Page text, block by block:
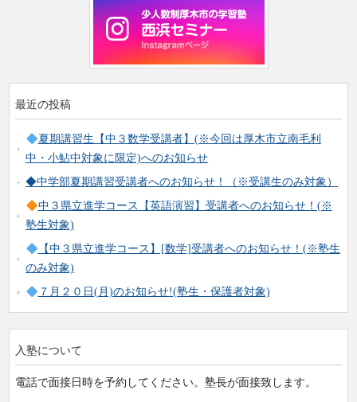
最近の投稿
夏期講習生【中３数学受講者】(※今回は厚木市立南毛利
中・小鮎中対象に限定)へのお知らせ
◆中学部夏期講習受講者へのお知らせ！（※受講生のみ対象）
中３県立進学コース【英語演習】受講者へのお知らせ！(※
塾生対象)
【中３県立進学コース】[数学]受講者へのお知らせ！(※塾生
のみ対象)
７月２０日(月)のお知らせ!(塾生・保護者対象)
入塾について
電話で面接日時を予約してください。塾長が面接致します。